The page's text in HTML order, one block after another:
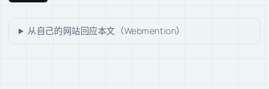
从自己的网站回应本文（Webmention）